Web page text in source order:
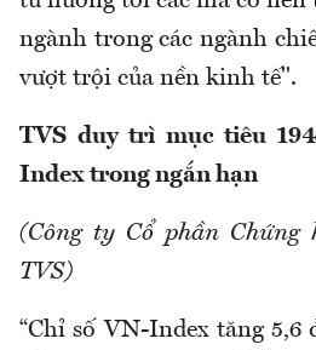
ngành trong các ngành
vượt trội của nền kinh tế".
TVS duy trì mục tiêu
Index trong ngắn hạn
(Công ty Cổ phần Chứng
TVS)
“Chỉ số VN-Index tăng 5,6